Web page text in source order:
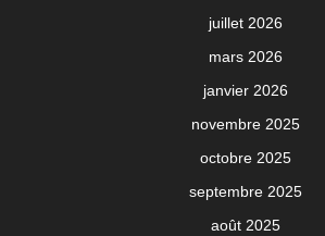
juillet 2026
mars 2026
janvier 2026
novembre 2025
octobre 2025
septembre 2025
août 2025